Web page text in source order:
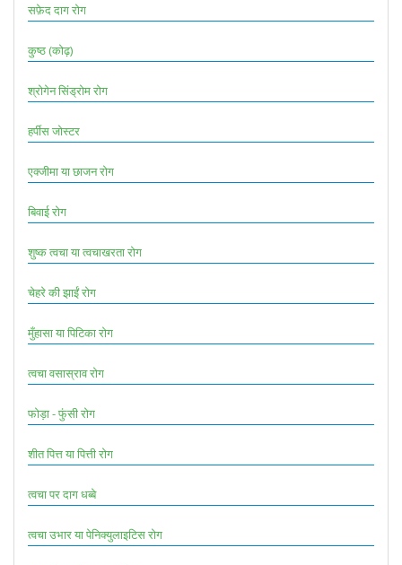
सफ़ेद दाग रोग
कुष्ठ (कोढ़)
श्रोगेन सिंड्रोम रोग
हर्पीस जोस्टर
एक्जीमा या छाजन रोग
बिवाई रोग
शुष्क त्वचा या त्वचाखरता रोग
चेहरे की झाईं रोग
मुँहासा या पिटिका रोग
त्वचा वसास्राव रोग
फोड़ा - फुंसी रोग
शीत पित्त या पित्ती रोग
त्वचा पर दाग धब्बे
त्वचा उभार या पेनिक्युलाइटिस रोग